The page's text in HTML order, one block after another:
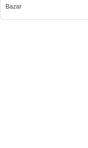
Bazar